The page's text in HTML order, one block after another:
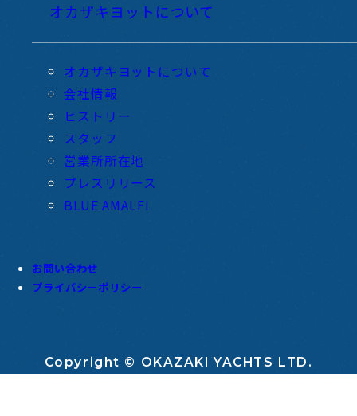
オカザキヨットについて
オカザキヨットについて
会社情報
ヒストリー
スタッフ
営業所所在地
プレスリリース
BLUE AMALFI
お問い合わせ
プライバシーポリシー
Copyright © OKAZAKI YACHTS LTD.